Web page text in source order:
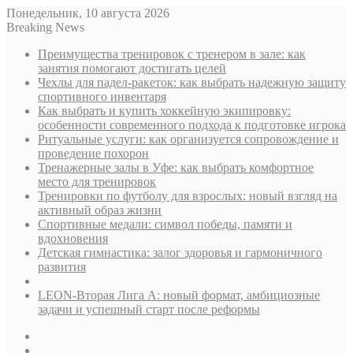
Понедельник, 10 августа 2026
Breaking News
Преимущества тренировок с тренером в зале: как
занятия помогают достигать целей
Чехлы для падел-ракеток: как выбрать надежную защиту
спортивного инвентаря
Как выбрать и купить хоккейную экипировку:
особенности современного подхода к подготовке игрока
Ритуальные услуги: как организуется сопровождение и
проведение похорон
Тренажерные залы в Уфе: как выбрать комфортное
место для тренировок
Тренировки по футболу для взрослых: новый взгляд на
активный образ жизни
Спортивные медали: символ победы, памяти и
вдохновения
Детская гимнастика: залог здоровья и гармоничного
развития
LEON-Вторая Лига А: новый формат, амбициозные
задачи и успешный старт после реформы